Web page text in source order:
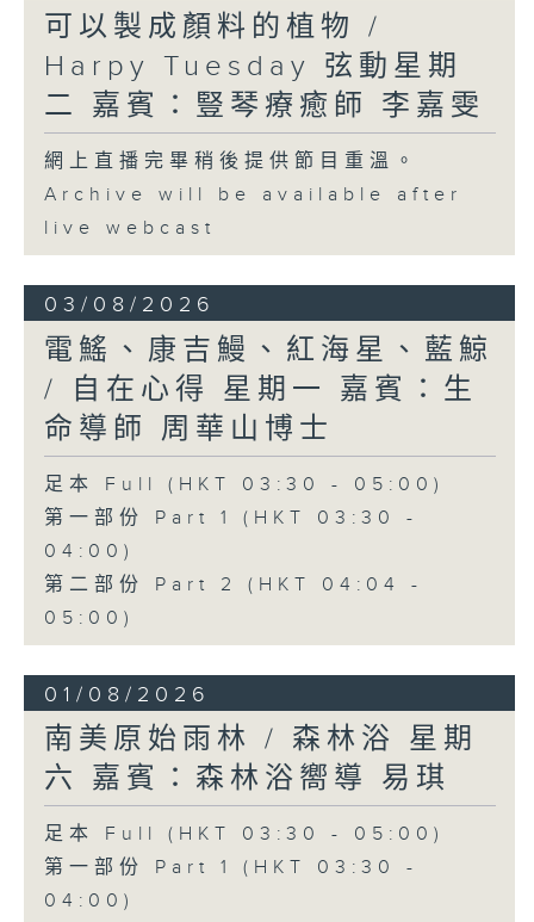
可以製成顏料的植物 /
Harpy Tuesday 弦動星期
二 嘉賓：豎琴療癒師 李嘉雯
網上直播完畢稍後提供節目重溫。
Archive will be available after
live webcast
03/08/2026
電鰩、康吉鰻、紅海星、藍鯨
/ 自在心得 星期一 嘉賓：生
命導師 周華山博士
足本 Full (HKT 03:30 - 05:00)
第一部份 Part 1 (HKT 03:30 -
04:00)
第二部份 Part 2 (HKT 04:04 -
05:00)
01/08/2026
南美原始雨林 / 森林浴 星期
六 嘉賓：森林浴嚮導 易琪
足本 Full (HKT 03:30 - 05:00)
第一部份 Part 1 (HKT 03:30 -
04:00)